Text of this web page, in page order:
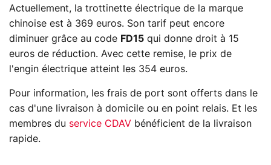
Actuellement, la trottinette électrique de la marque
chinoise est à 369 euros. Son tarif peut encore
diminuer grâce au code FD15 qui donne droit à 15
euros de réduction. Avec cette remise, le prix de
l'engin électrique atteint les 354 euros.
Pour information, les frais de port sont offerts dans le
cas d'une livraison à domicile ou en point relais. Et les
membres du service CDAV bénéficient de la livraison
rapide.